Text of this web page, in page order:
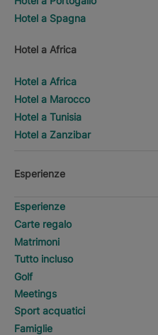
Hotel a Spagna
Hotel a Africa
Hotel a Africa
Hotel a Marocco
Hotel a Tunisia
Hotel a Zanzibar
Esperienze
Esperienze
Carte regalo
Matrimoni
Tutto incluso
Golf
Meetings
Sport acquatici
Famiglie